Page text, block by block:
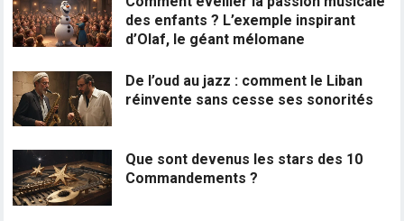
des enfants ? L’exemple inspirant
d’Olaf, le géant mélomane
De l’oud au jazz : comment le Liban
réinvente sans cesse ses sonorités
Que sont devenus les stars des 10
Commandements ?